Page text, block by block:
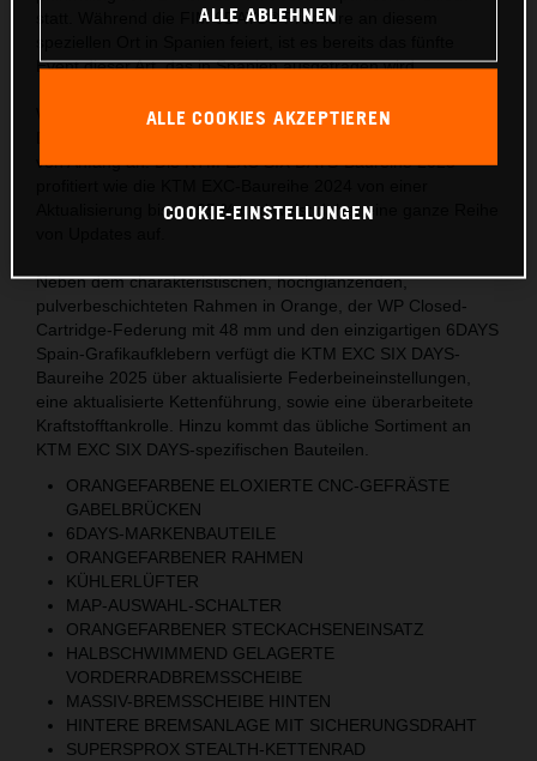
statt. Während die FIM 6DAYS® Premiere an diesem
Event dieser Art, das in Spanien ausgetragen wird.
Wie die FIM 6DAYS®, so verspricht auch die KTM EXC SIX
von Anfang an. Die KTM EXC SIX DAYS-Baureihe 2025
Aktualisierung bis zu 95 % und weist daher eine ganze Reihe
Neben dem charakteristischen, hochglänzenden,
pulverbeschichteten Rahmen in Orange, der WP Closed-
Cartridge-Federung mit 48 mm und den einzigartigen 6DAYS
Spain-Grafikaufklebern verfügt die KTM EXC SIX DAYS-
Baureihe 2025 über aktualisierte Federbeineinstellungen,
eine aktualisierte Kettenführung, sowie eine überarbeitete
Kraftstofftankrolle. Hinzu kommt das übliche Sortiment an
KTM EXC SIX DAYS-spezifischen Bauteilen.
ORANGEFARBENE ELOXIERTE CNC-GEFRÄSTE
GABELBRÜCKEN
6DAYS-MARKENBAUTEILE
ORANGEFARBENER RAHMEN
KÜHLERLÜFTER
MAP-AUSWAHL-SCHALTER
ORANGEFARBENER STECKACHSENEINSATZ
HALBSCHWIMMEND GELAGERTE
VORDERRADBREMSSCHEIBE
MASSIV-BREMSSCHEIBE HINTEN
HINTERE BREMSANLAGE MIT SICHERUNGSDRAHT
SUPERSPROX STEALTH-KETTENRAD
ALLE ABLEHNEN
ALLE COOKIES AKZEPTIEREN
COOKIE-EINSTELLUNGEN